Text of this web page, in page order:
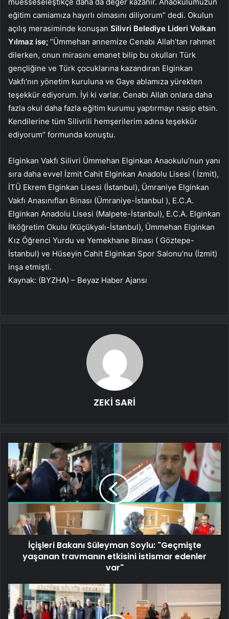
eğitim camiamıza hayırlı olmasını diliyorum” dedi. Okulun
açılış merasiminde konuşan Silivri Belediye Lideri Volkan
Yılmaz ise; ”Ümmehan annemize Cenabı Allah’tan rahmet
dilerken, onun mirasını emanet bilip bu okulları Türk
gençliğine ve Türk çocuklarına kazandıran Elginkan
Vakfı’nın yönetim kuruluna ve Gaye ablamıza yürekten
teşekkür ediyorum. İyi ki varlar. Cenabı Allah onlara daha
fazla okul daha fazla eğitim kurumu yaptırmayı nasip etsin.
Kendilerine tüm Silivrili hemşerilerim adına teşekkür
ediyorum” formunda konuştu.
Elginkan Vakfı Silivri Ümmehan Elginkan Anaokulu’nun yanı
sıra daha evvel İzmit Cahit Elginkan Anadolu Lisesi ( İzmit),
İTÜ Ekrem Elginkan Lisesi (İstanbul), Ümraniye Elginkan
Vakfı Anasınıfları Binası (Ümraniye-İstanbul ), E.C.A.
Elginkan Anadolu Lisesi (Malpete-İstanbul), E.C.A. Elginkan
İlköğretim Okulu (Küçükyalı-İstanbul), Ümmehan Elginkan
Kız Öğrenci Yurdu ve Yemekhane Binası ( Göztepe-
İstanbul) ve Hüseyin Cahit Elginkan Spor Salonu’nu (İzmit)
inşa etmişti.
Kaynak: (BYZHA) – Beyaz Haber Ajansı
ZEKİ SARİ
İçişleri Bakanı Süleyman Soylu: "Geçmişte
yaşanan travmanın etkisini istismar edenler
var"